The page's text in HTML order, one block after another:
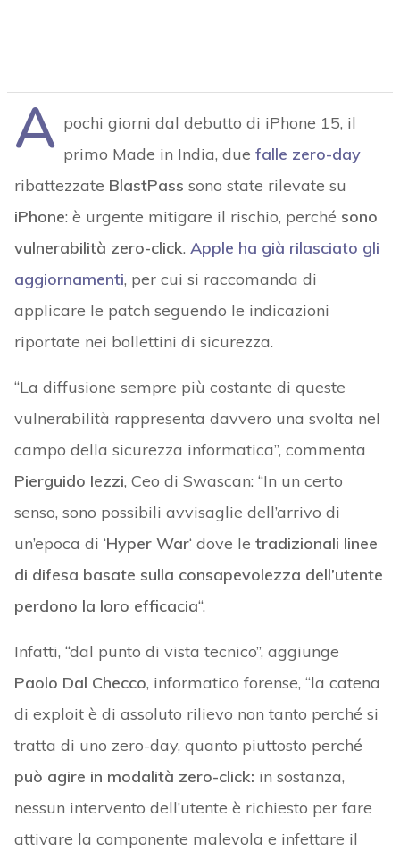
A pochi giorni dal debutto di iPhone 15, il
primo Made in India, due falle zero-day
ribattezzate BlastPass sono state rilevate su
iPhone: è urgente mitigare il rischio, perché sono
vulnerabilità zero-click. Apple ha già rilasciato gli
aggiornamenti, per cui si raccomanda di
applicare le patch seguendo le indicazioni
riportate nei bollettini di sicurezza.
“La diffusione sempre più costante di queste
vulnerabilità rappresenta davvero una svolta nel
campo della sicurezza informatica”, commenta
Pierguido Iezzi, Ceo di Swascan: “In un certo
senso, sono possibili avvisaglie dell’arrivo di
un’epoca di ‘Hyper War‘ dove le tradizionali linee
di difesa basate sulla consapevolezza dell’utente
perdono la loro efficacia“.
Infatti, “dal punto di vista tecnico”, aggiunge
Paolo Dal Checco, informatico forense, “la catena
di exploit è di assoluto rilievo non tanto perché si
tratta di uno zero-day, quanto piuttosto perché
può agire in modalità zero-click: in sostanza,
nessun intervento dell’utente è richiesto per fare
attivare la componente malevola e infettare il